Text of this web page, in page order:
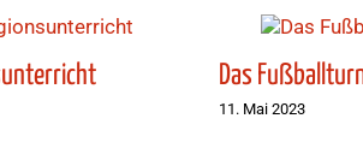
Das
11. Mai 2023